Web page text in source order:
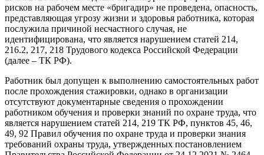
рисков на рабочем месте «бригадир» не проведена, опасность,
представляющая угрозу жизни и здоровья работника, которая
послужила причиной несчастного случая, не
идентифицирована, что является нарушением статей 214,
216.2, 217, 218 Трудового кодекса Российской Федерации
(далее – ТК РФ).
Работник был допущен к выполнению самостоятельных работ
после прохождения стажировки, однако в организации
отсутствуют документарные сведения о прохождении
работником обучения и проверки знаний по охране труда, что
является нарушением статей 214, 219 ТК РФ, пунктов 45, 46,
49, 92 Правил обучения по охране труда и проверки знания
требований охраны труда, утвержденных постановлением